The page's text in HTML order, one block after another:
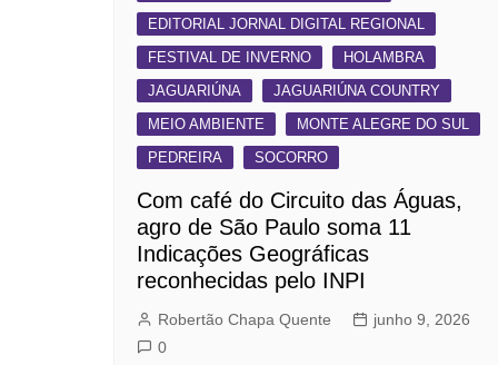
EDITORIAL JORNAL DIGITAL REGIONAL
FESTIVAL DE INVERNO
HOLAMBRA
JAGUARIÚNA
JAGUARIÚNA COUNTRY
MEIO AMBIENTE
MONTE ALEGRE DO SUL
PEDREIRA
SOCORRO
Com café do Circuito das Águas,
agro de São Paulo soma 11
Indicações Geográficas
reconhecidas pelo INPI
Robertão Chapa Quente
junho 9, 2026
0